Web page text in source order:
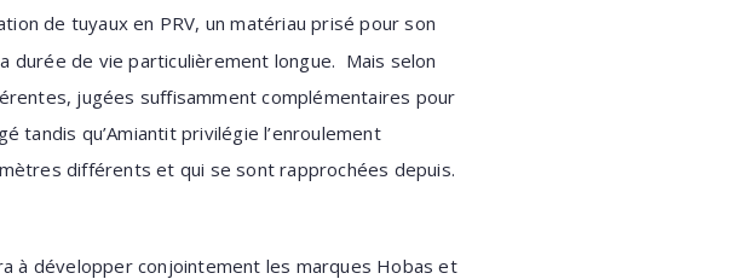
de tuyaux en PRV, un matériau prisé pour son
durée de vie particulièrement longue. Mais selon
jugées suffisamment complémentaires pour
tandis qu’Amiantit privilégie l’enroulement
différents et qui se sont rapprochées depuis.
à développer conjointement les marques Hobas et